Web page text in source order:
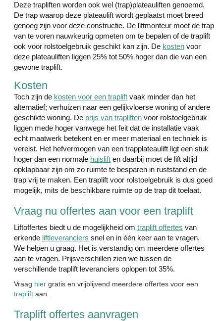
Deze trapliften worden ook wel (trap)plateauliften genoemd.
De trap waarop deze plateaulift wordt geplaatst moet breed
genoeg zijn voor deze constructie. De liftmonteur moet de trap
van te voren nauwkeurig opmeten om te bepalen of de traplift
ook voor rolstoelgebruik geschikt kan zijn. De kosten voor
deze plateauliften liggen 25% tot 50% hoger dan die van een
gewone traplift.
Kosten
Toch zijn de kosten voor een traplift vaak minder dan het
alternatief; verhuizen naar een gelijkvloerse woning of andere
geschikte woning. De prijs van trapliften voor rolstoelgebruik
liggen mede hoger vanwege het feit dat de installatie vaak
echt maatwerk betekent en er meer materiaal en techniek is
vereist. Het hefvermogen van een trapplateaulift ligt een stuk
hoger dan een normale huislift en daarbij moet de lift altijd
opklapbaar zijn om zo ruimte te besparen in ruststand en de
trap vrij te maken. Een traplift voor rolstoelgebruik is dus goed
mogelijk, mits de beschikbare ruimte op de trap dit toelaat.
Vraag nu offertes aan voor een traplift
Liftoffertes biedt u de mogelijkheid om traplift offertes van
erkende liftleveranciers snel en in één keer aan te vragen.
We helpen u graag. Het is verstandig om meerdere offertes
aan te vragen. Prijsverschillen zien we tussen de
verschillende traplift leveranciers oplopen tot 35%.
Vraag hier gratis en vrijblijvend meerdere offertes voor een
traplift aan.
Traplift offertes aanvragen